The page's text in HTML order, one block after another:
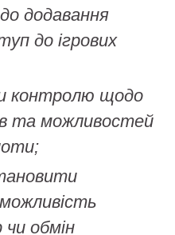
додавання
до ігрових
контролю щодо
та можливостей
чи обмін